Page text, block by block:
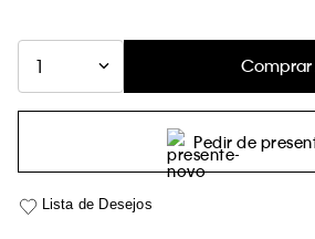
1 Comprar
Pedir de